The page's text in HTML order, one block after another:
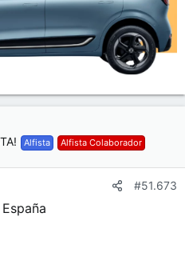
Alfista Alfista Colaborador
#51.673